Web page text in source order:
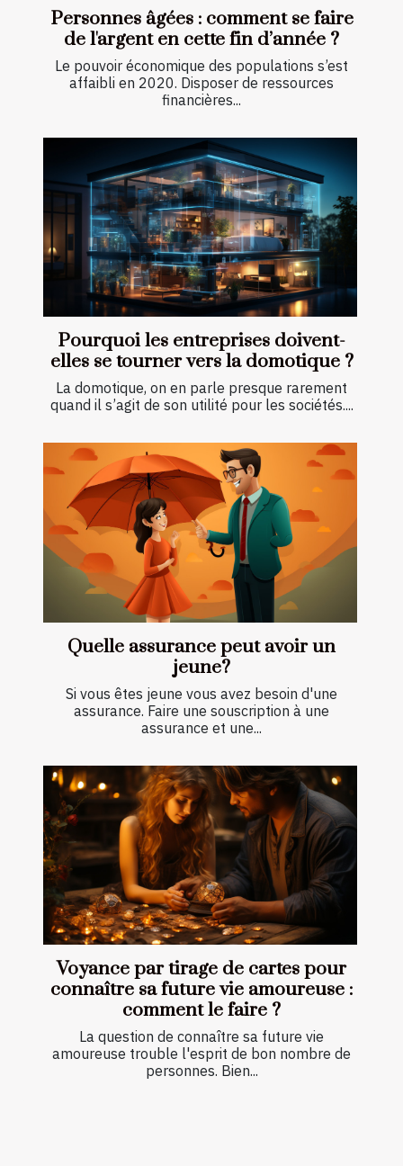
Personnes âgées : comment se faire
de l'argent en cette fin d’année ?
Le pouvoir économique des populations s’est
affaibli en 2020. Disposer de ressources
financières...
Pourquoi les entreprises doivent-
elles se tourner vers la domotique ?
La domotique, on en parle presque rarement
quand il s’agit de son utilité pour les sociétés....
Quelle assurance peut avoir un
jeune?
Si vous êtes jeune vous avez besoin d'une
assurance. Faire une souscription à une
assurance et une...
Voyance par tirage de cartes pour
connaître sa future vie amoureuse :
comment le faire ?
La question de connaître sa future vie
amoureuse trouble l'esprit de bon nombre de
personnes. Bien...